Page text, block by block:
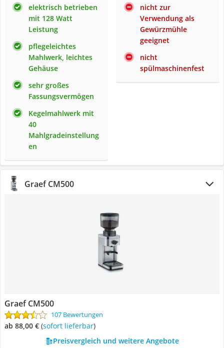
elektrisch betrieben
mit 128 Watt
Leistung
pflegeleichtes
Mahlwerk, leichtes
Gehäuse
sehr großes
Fassungsvermögen
Kegelmahlwerk mit
40
Mahlgradeinstellung
en
nicht zur
Verwendung als
Gewürzmühle
geeignet
nicht
spülmaschinenfest
Graef CM500
Graef CM500
107 Bewertungen
ab 88,00 € ( Sofort lieferbar)
Preisvergleich und weitere Angebote